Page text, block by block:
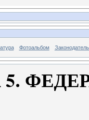
Фотоальбом
5.